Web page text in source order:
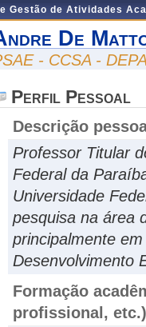
Gestão de Atividades
De
- CCSA -
Perfil Pessoal
Descrição
Professor Titular
Federal da
Universidade
pesquisa na área
principalmente
Desenvolvimento
Formação
profissional, etc.)